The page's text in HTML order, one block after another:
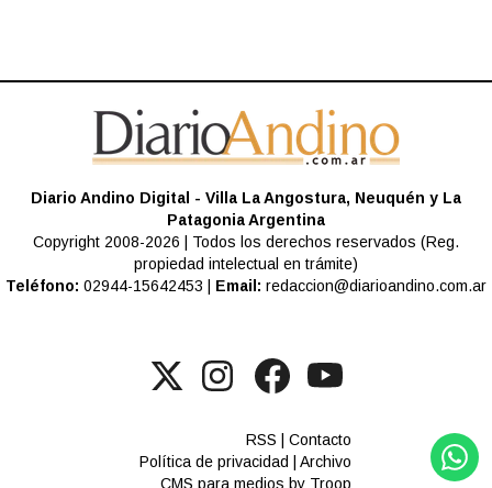
Diario Andino Digital - Villa La Angostura, Neuquén y La
Patagonia Argentina
Copyright 2008-2026 | Todos los derechos reservados (Reg.
propiedad intelectual en trámite)
Teléfono: 02944-15642453 | Email: redaccion@diarioandino.com.ar
RSS |Contacto
Política de privacidad
|Archivo
CMS para medios by Troop